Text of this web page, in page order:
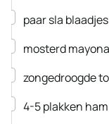
▢
paarsla blaadjes
▢
mosterd
▢
zongedroogde
▢
4-5plakken ham